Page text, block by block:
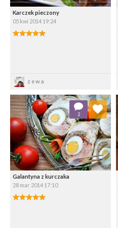
Karczek pieczony
05 kwi 2014 19:24
zewa
Galantyna z kurczaka
28 mar 2014 17:10
2
Dodaj do ulubionych
Wybierz listę: